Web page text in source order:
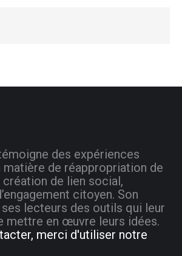
des expériences
matière de réappropriation de
création de lien social,
citoyen. Son
lecteurs des outils qui leur
mettre en œuvre leurs idées.
merci d'utiliser notre